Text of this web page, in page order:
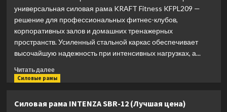
Rebel
RDT803-
90
(Лучшая
универсальная силовая рама KRAFT Fitness KFPL209 —
решение для профессиональных фитнес-клубов,
корпоративных залов и домашних тренажерных
пространств. Усиленный стальной каркас обеспечивает
высочайшую надежность при интенсивных нагрузках, а...
Читать далееПрочитать
больше
рама
Силовые рамы
Силовая рама INTENZA SBR-12 (Лучшая цена)